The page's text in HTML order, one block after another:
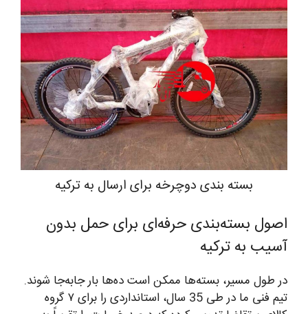
بسته بندی دوچرخه برای ارسال به ترکیه
اصول بسته‌بندی حرفه‌ای برای حمل بدون
آسیب به ترکیه
در طول مسیر، بسته‌ها ممکن است ده‌ها بار جابه‌جا شوند.
تیم فنی ما در طی 35 سال، استانداردی را برای ۷ گروه